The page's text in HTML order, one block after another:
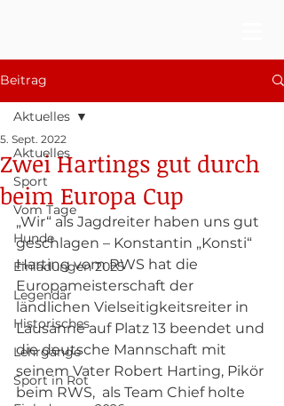
Beitrag
Aktuelles
Sport
Vom Tage
Hunde
Einladungen 2025
Legendär
Historisches
Lehrgänge
Sport in Rot
Aktuelles
Zwei Hartings gut durch
beim Europa Cup
5. Sept. 2022
„Wir“ als Jagdreiter haben uns gut
geschlagen – Konstantin „Konsti“
Harting vom RWS hat die
Europameisterschaft der
ländlichen Vielseitigkeitsreiter in
Lausanne auf Platz 13 beendet und
die deutsche Mannschaft mit
seinem Vater Robert Harting, Pikör
beim RWS,  als Team Chief holte